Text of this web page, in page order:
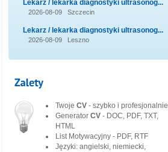
lekarz / lekarka diagnostyki ultrasonog...
2026-08-09 Szczecin
lekarz / lekarka diagnostyki ultrasonog...
2026-08-09 Leszno
Twoje CV - szybko i profesjonalnie
Generator CV - DOC, PDF, TXT,
HTML
List Motywacyjny - PDF, RTF
Języki: angielski, niemiecki,